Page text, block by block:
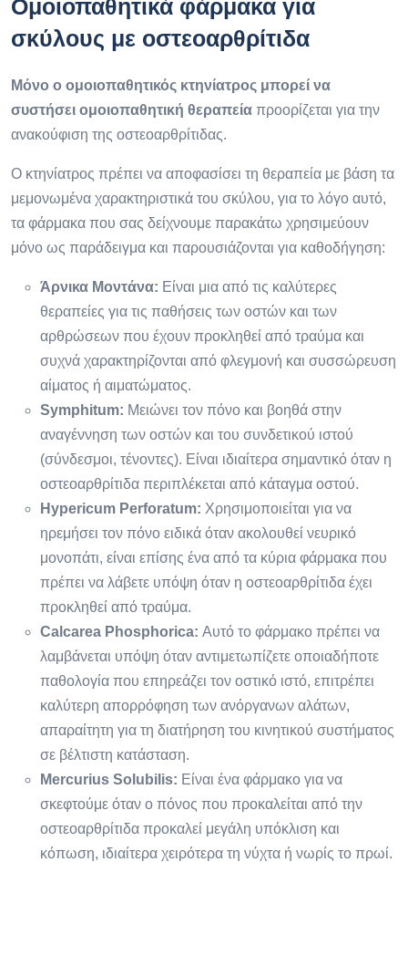
Ομοιοπαθητικά φάρμακα για
σκύλους με οστεοαρθρίτιδα
Μόνο ο ομοιοπαθητικός κτηνίατρος μπορεί να
συστήσει ομοιοπαθητική θεραπεία προορίζεται για την
ανακούφιση της οστεοαρθρίτιδας.
Ο κτηνίατρος πρέπει να αποφασίσει τη θεραπεία με βάση τα
μεμονωμένα χαρακτηριστικά του σκύλου, για το λόγο αυτό,
τα φάρμακα που σας δείχνουμε παρακάτω χρησιμεύουν
μόνο ως παράδειγμα και παρουσιάζονται για καθοδήγηση:
Άρνικα Μοντάνα: Είναι μια από τις καλύτερες
θεραπείες για τις παθήσεις των οστών και των
αρθρώσεων που έχουν προκληθεί από τραύμα και
συχνά χαρακτηρίζονται από φλεγμονή και συσσώρευση
αίματος ή αιματώματος.
Symphitum: Μειώνει τον πόνο και βοηθά στην
αναγέννηση των οστών και του συνδετικού ιστού
(σύνδεσμοι, τένοντες). Είναι ιδιαίτερα σημαντικό όταν η
οστεοαρθρίτιδα περιπλέκεται από κάταγμα οστού.
Hypericum Perforatum: Χρησιμοποιείται για να
ηρεμήσει τον πόνο ειδικά όταν ακολουθεί νευρικό
μονοπάτι, είναι επίσης ένα από τα κύρια φάρμακα που
πρέπει να λάβετε υπόψη όταν η οστεοαρθρίτιδα έχει
προκληθεί από τραύμα.
Calcarea Phosphorica: Αυτό το φάρμακο πρέπει να
λαμβάνεται υπόψη όταν αντιμετωπίζετε οποιαδήποτε
παθολογία που επηρεάζει τον οστικό ιστό, επιτρέπει
καλύτερη απορρόφηση των ανόργανων αλάτων,
απαραίτητη για τη διατήρηση του κινητικού συστήματος
σε βέλτιστη κατάσταση.
Mercurius Solubilis: Είναι ένα φάρμακο για να
σκεφτούμε όταν ο πόνος που προκαλείται από την
οστεοαρθρίτιδα προκαλεί μεγάλη υπόκλιση και
κόπωση, ιδιαίτερα χειρότερα τη νύχτα ή νωρίς το πρωί.